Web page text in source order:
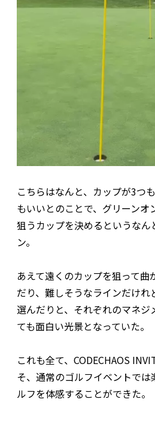
こちらはなんと、カップが3つ
もいいとのことで、グリーンオ
狙うカップを決めるというなん
ン。
あえて遠くのカップを狙って曲
だり、難しそうなラインだけれ
選んだりと、それぞれのマネジ
ても面白い光景となっていた。
これも全て、CODECHAOS
そ、通常のゴルフイベントで
ルフを体感することができた。